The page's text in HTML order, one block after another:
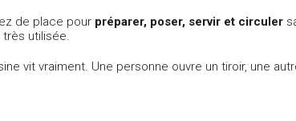
de place pour préparer, poser, servir et circuler
très utilisée.
vit vraiment. Une personne ouvre un tiroir, une